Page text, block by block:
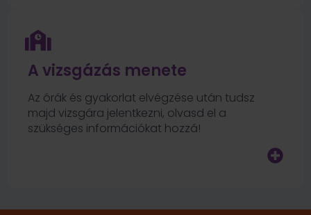
A vizsgázás menete
Az órák és gyakorlat elvégzése után tudsz
majd vizsgára jelentkezni, olvasd el a
szükséges információkat hozzá!